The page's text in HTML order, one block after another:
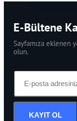
E-Bültene
Sayfamıza eklenen
olun.
KAYIT OL